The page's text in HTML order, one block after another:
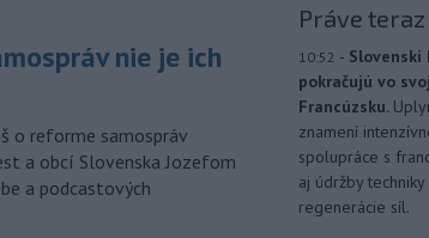
nie je ich
o reforme samospráv
a obcí Slovenska Jozefom
a podcastových
Práve teraz
10:52 - Slovenskí
pokračujú vo
Francúzsku.
znamení
spolupráce s
aj údržby
regenerácie síl.